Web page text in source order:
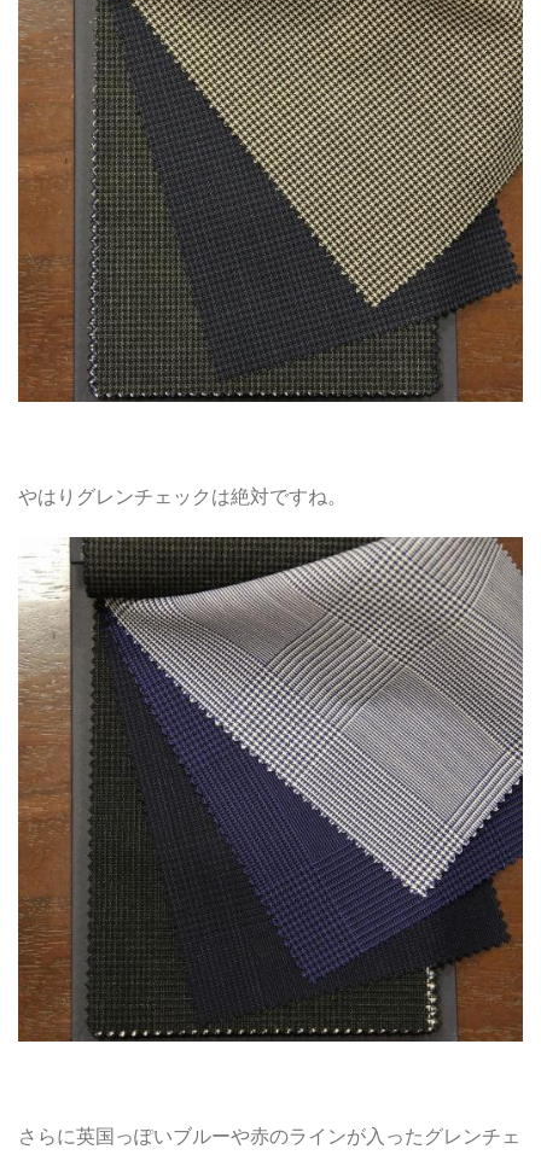
やはりグレンチェックは絶対ですね。
さらに英国っぽいブルーや赤のラインが入ったグレンチェ